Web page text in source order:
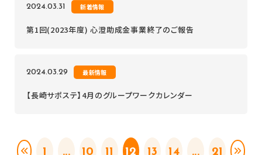
2024.03.31 新着情報
第1回(2023年度) 心澄助成金事業終了のご報告
2024.03.29 最新情報
【長崎サポステ】4月のグループワークカレンダー
1 ... 10 11 12 13 14 ... 21